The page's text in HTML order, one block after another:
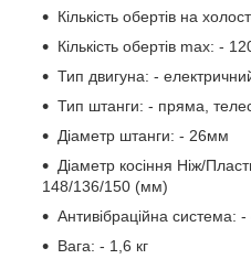
Кількість обертів на
Кількість обертів max: -
Тип двигуна: -
Тип штанги: - пряма,
Діаметр штанги: - 26мм
Діаметр косіння Ніж/
148/136/150 (мм)
Антивібраційна система: -
Вага: - 1,6 кг